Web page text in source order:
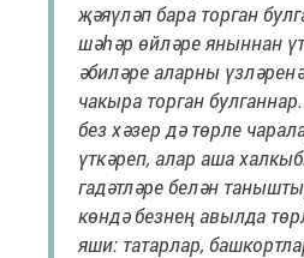
җәяүләп бара торган
шәһәр өйләре яныннан
әбиләре аларны
чакыра торган
без хәзер дә төрле
үткәреп, алар аша
гадәтләре белән
көндә безнең авылда
яши: татарлар,